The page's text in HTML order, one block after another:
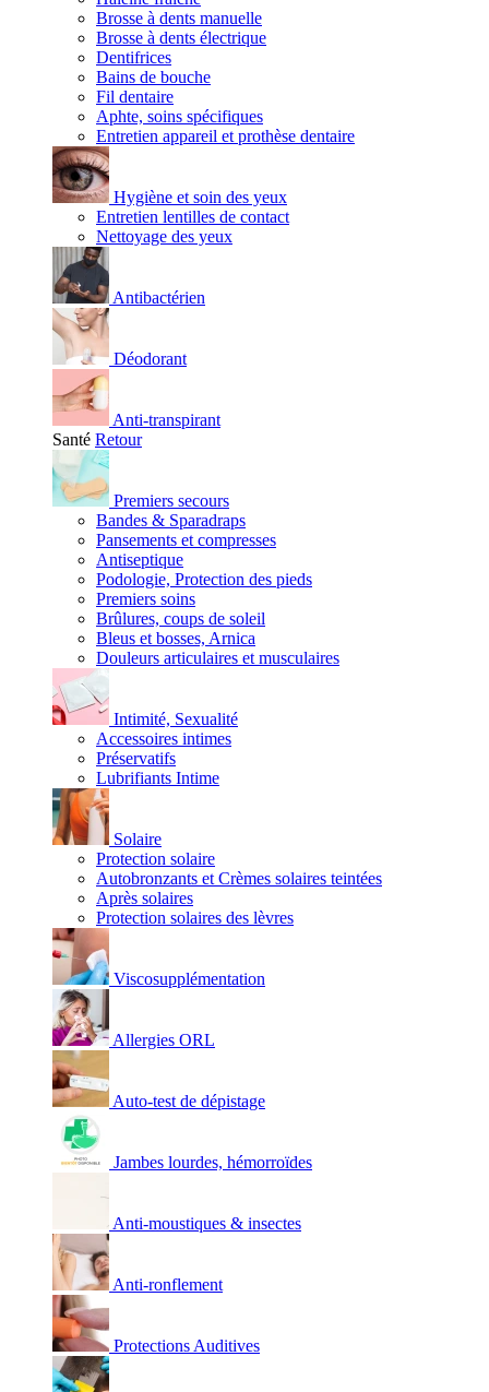
Brosse à dents manuelle
Brosse à dents électrique
Dentifrices
Bains de bouche
Fil dentaire
Aphte, soins spécifiques
Entretien appareil et prothèse dentaire
Hygiène et soin des yeux
Entretien lentilles de contact
Nettoyage des yeux
Antibactérien
Déodorant
Anti-transpirant
Santé Retour
Premiers secours
Bandes & Sparadraps
Pansements et compresses
Antiseptique
Podologie, Protection des pieds
Premiers soins
Brûlures, coups de soleil
Bleus et bosses, Arnica
Douleurs articulaires et musculaires
Intimité, Sexualité
Accessoires intimes
Préservatifs
Lubrifiants Intime
Solaire
Protection solaire
Autobronzants et Crèmes solaires teintées
Après solaires
Protection solaires des lèvres
Viscosupplémentation
Allergies ORL
Auto-test de dépistage
Jambes lourdes, hémorroïdes
Anti-moustiques & insectes
Anti-ronflement
Protections Auditives